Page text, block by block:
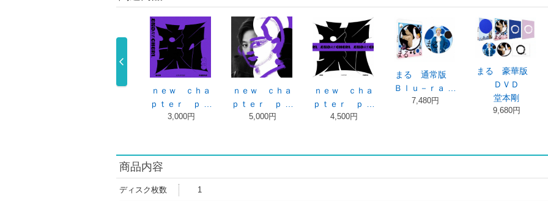
ｎｅｗ ｃｈａ
ｐｔｅｒ ｐ …
まる 通常版
Ｂｌｕ－ｒａ …
7,480円
まる 豪華版
9,680円
まる 豪華版
Ｂｌｕ－ｒａ …
10,780 …
ＥＮＤ ＲＥ
（初回生産限定
ＥＮＤ ＲＥ
ＥＮＤＲＥ
2,300円
商品内容
ディスク枚数 1